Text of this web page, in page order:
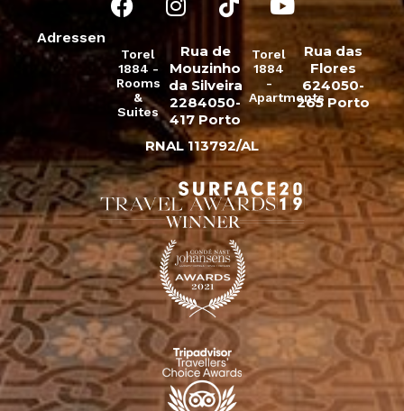
Adressen
Torel
1884 -
Rooms
&
Suites
Rua de
Mouzinho
da Silveira
2284050-
417 Porto
Torel
1884
-
Apartments
Rua das
Flores
624050-
265 Porto
RNAL 113792/AL